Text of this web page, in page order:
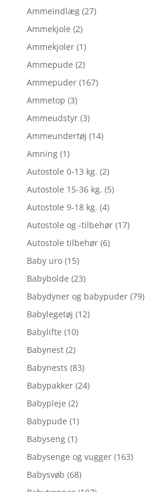
Ammeindlæg (27)
Ammekjole (2)
Ammekjoler (1)
Ammepude (2)
Ammepuder (167)
Ammetop (3)
Ammeudstyr (3)
Ammeundertøj (14)
Amning (1)
Autostole 0-13 kg. (2)
Autostole 15-36 kg. (5)
Autostole 9-18 kg. (4)
Autostole og -tilbehør (17)
Autostole tilbehør (6)
Baby uro (15)
Babybolde (23)
Babydyner og babypuder (79)
Babylegetøj (12)
Babylifte (10)
Babynest (2)
Babynests (83)
Babypakker (24)
Babypleje (2)
Babypude (1)
Babyseng (1)
Babysenge og vugger (163)
Babysvøb (68)